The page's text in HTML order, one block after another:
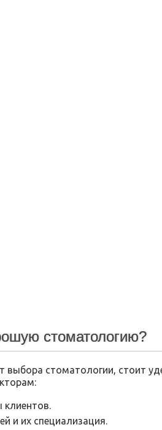
стоматологию?
выбора стоматологии, стоит
клиентов.
и их специализация.